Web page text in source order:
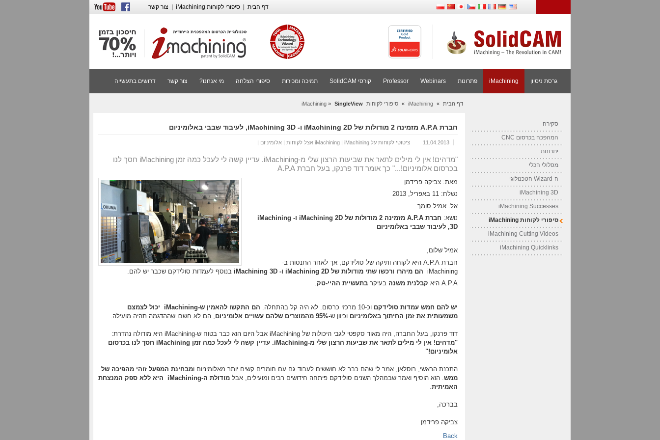
דף הבית סיפורי לקוחות iMachining צור קשר it
גרסת ניסיון iMachining פתרונות Webinars
Professor קורסי SolidCAM תמיכה ומכירות סיפורי הצלחה מי אנחנו? צור קשר דרושים בתעשייה
סקירה
המהפכה בכרסום CNC
יתרונות
מסלולי הכלי
ה-Wizard הטכנולוגי
iMachining 3D
iMachining Successes
סיפורי לקוחות iMachining
iMachining Cutting Videos
iMachining Quicklinks
דף הבית »
iMachining
» סיפורי לקוחות iMachining » SingleView
חברת A.P.A מזמינה 2 מודולות של iMachining 2D ו- iMachining 3D, לעיבוד שבבי באלומיניום
11.04.2013 ציטוטי לקוחות על iMachining | iMachining אצל לקוחות | אלומיניום |
"מדהים! אין לי מילים לתאר את שביעות הרצון שלי מ-iMachining. עדיין קשה לי לעכל כמה זמן iMachining חסך לנו
בכרסום אלומיניום!..." כך אומר דוד פרנקו, בעל חברת A.P.A
מאת: צביקה פרידמן
נשלח: 11 באפריל, 2013
אל: אמיל סומך
נושא:
חברת A.P.A מזמינה 2 מודולות של iMachining 2D ו- iMachining
3D, לעיבוד שבבי באלומיניום
אמיל שלום,
חברת A.P.A היא לקוחה ותיקה של סולידקם, אך לאחר התנסות ב-
iMachining
הם מיהרו ורכשו שתי מודולות של iMachining 2D ו- iMachining 3D
בנוסף לעמדות סולידקם שכבר יש להם.
A.P.A היא
קבלנית משנה בעיקר בתעשיית ההיי-טק.
יש להם חמש עמדות סולידקם וכ-10 מרכזי כרסום. לא היה קל בהתחלה.
הם התקשו להאמין ש-iMachining יכול לצמצם
משמעותית את זמן החיתוך באלומיניום וכיוון ש-95% מהמוצרים שלהם עשויים אלומיניום , הם לא חשבו שההדגמה תהיה מועילה.
דוד פרנקו, בעל החברה, היה מאוד סקפטי לגבי היכולות של iMachining אבל היום הוא כבר בטוח ש-iMachining היא מודולה נהדרת:
"מדהים! אין לי מילים לתאר את שביעות הרצון שלי מ-iMachining. עדיין קשה לי לעכל כמה זמן iMachining חסך לנו בכרסום
אלומיניום!"
התכנת הראשי, רוסלאן, אמר לי שהם כבר לא חוששים לעבוד גם עם חומרים קשים יותר מאלומיניום ומבחינת המפעל זוהי מהפיכה של
ממש . הוא הוסיף ואמר שבמהלך השנים סולידקם פיתחה חידושים רבים ומועילים, אבל
מודולת ה-iMachining היא ללא ספק המנצחת
האמיתית
בברכה,
צביקה פרידמן
Back